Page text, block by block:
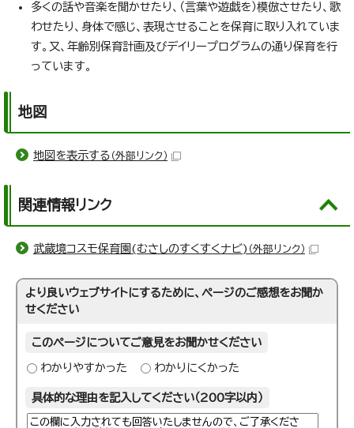
多くの話や音楽を聞かせたり、（言葉や遊戯を）模倣させたり、歌
わせたり、身体で感じ、表現させることを保育に取り入れていま
す。又、年齢別保育計画及びデイリープログラムの通り保育を行
っています。
地図
地図を表示する （外部リンク）
関連情報リンク
武蔵境コスモ保育園(むさしのすくすくナビ) （外部リンク）
より良いウェブサイトにするために、ページのご感想をお聞か
せください
このページについてご意見をお聞かせください
わかりやすかった わかりにくかった
具体的な理由を記入してください（200字以内）